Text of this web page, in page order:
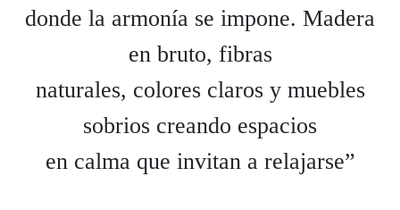
donde la armonía se impone. Madera
en bruto, fibras
naturales, colores claros y muebles
sobrios creando espacios
en calma que invitan a relajarse”